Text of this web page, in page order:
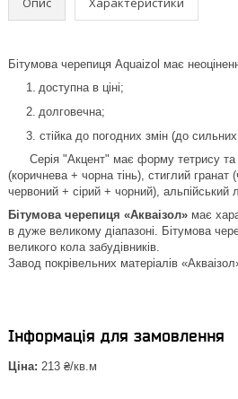
Бітумова черепиця Aquaizol має
1. доступна в ціні;
2. долговечна;
3. стійка до погодних змін (до сильних
Серія "Акцент" має форму тетрису та
(коричнева + чорна тінь), стиглий
червоний + сірий + чорний), альпійський
Бітумова черепиця «Акваізол» має
в дуже великому діапазоні. Бітумова
великого кола забудівників.
Завод покрівельних матеріалів
Інформація для замовлення
Ціна: 213 ₴/кв.м